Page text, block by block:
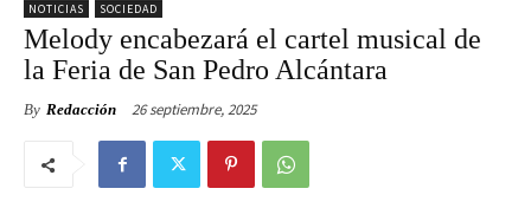
NOTICIAS SOCIEDAD
Melody encabezará el cartel musical de
la Feria de San Pedro Alcántara
By Redacción 26 septiembre, 2025